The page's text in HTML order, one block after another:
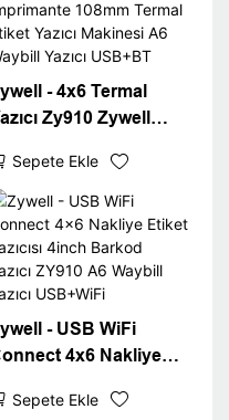
- 4x6 Termal
Zy910 Zywell
Etiket Yazıcı
A6 Waybill
USB+BT
Sepete Ekle
- USB WiFi
4x6 Nakliye
Yazıcı ZY910
Sepete Ekle